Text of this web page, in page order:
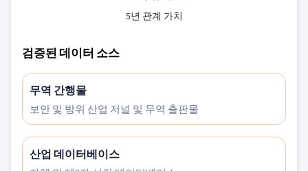
5년 관계 가치
검증된 데이터 소스
무역 간행물
보안 및 방위 산업 저널 및 무역 출판물
산업 데이터베이스